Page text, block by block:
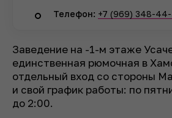
Телефон: +7 (969) 348-
Заведение на -1-м этаже
единственная рюмочная в
отдельный вход со стороны
и свой график работы: по
до 2:00.